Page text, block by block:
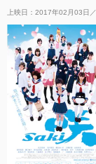
上映日：2017年02月03日